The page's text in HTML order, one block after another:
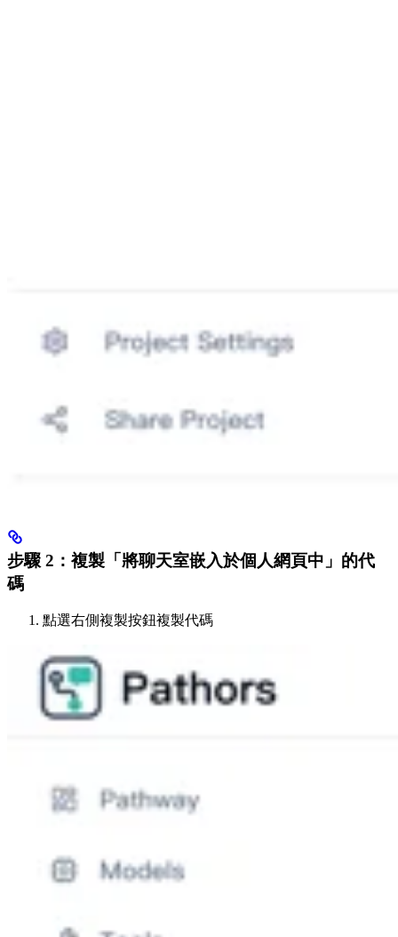
步驟 2：複製「將聊天室嵌入於個人網頁中」的代
碼
點選右側複製按鈕複製代碼